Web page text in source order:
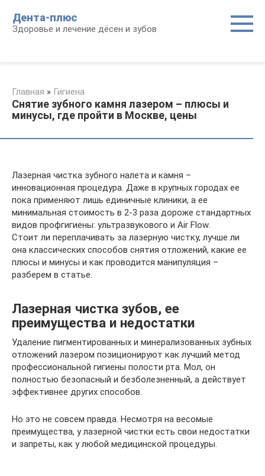
контенту
Дента-плюс
Здоровье и лечение дёсен и зубов
Главная » Гигиена
Снятие зубного камня лазером – плюсы и
минусы, где пройти в Москве, цены
Лазерная чистка зубного налета и камня –
инновационная процедура. Даже в крупных городах ее
пока применяют лишь единичные клиники, а ее
минимальная стоимость в 2-3 раза дороже стандартных
видов профгигиены: ультразвукового и Air Flow.
Стоит ли переплачивать за лазерную чистку, лучше ли
она классических способов снятия отложений, какие ее
плюсы и минусы и как проводится манипуляция –
разберем в статье.
Лазерная чистка зубов, ее
преимущества и недостатки
Удаление пигментированных и минерализованных зубных
отложений лазером позиционируют как лучший метод
профессиональной гигиены полости рта. Мол, он
полностью безопасный и безболезненный, а действует
эффективнее других способов.
Но это не совсем правда. Несмотря на весомые
преимущества, у лазерной чистки есть свои недостатки
и запреты, как у любой медицинской процедуры.